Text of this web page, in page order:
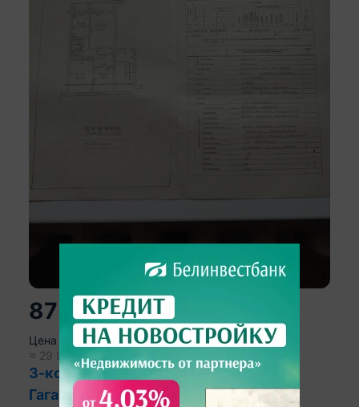
87 864р.
Цена за м 2:1 428 р.
≈ 29 900 $ $/м
3-комнатная квартира, Вилейка, ул.
Гагарина, д. 16